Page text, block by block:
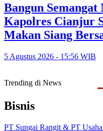
Bangun Semangat
Kapolres Cianjur
Makan Siang
5 Agustus 2026 - 15:56 WIB
Trending di News
Bisnis
PT Sungai Rangit & PT